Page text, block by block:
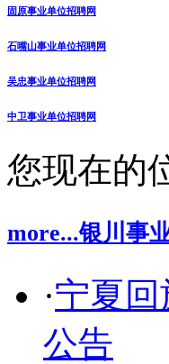
固原事业单位招聘网
石嘴山事业单位招聘网
吴忠事业单位招聘网
中卫事业单位招聘网
您现在的
more...银川事
·宁夏
公告